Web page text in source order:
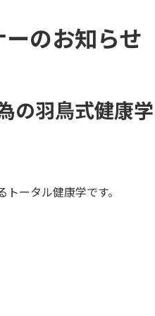
ーのお知らせ
の羽鳥式健康学
ータル健康学です。